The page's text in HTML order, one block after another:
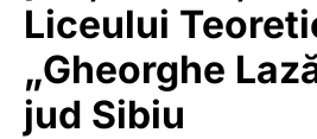
Liceului
„Gheorghe
jud Sibiu